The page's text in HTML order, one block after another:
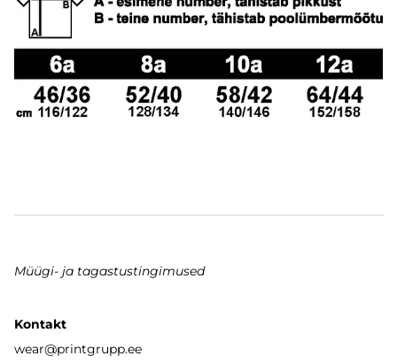
Müügi- ja tagastustingimused
Kontakt
wear@printgrupp.ee